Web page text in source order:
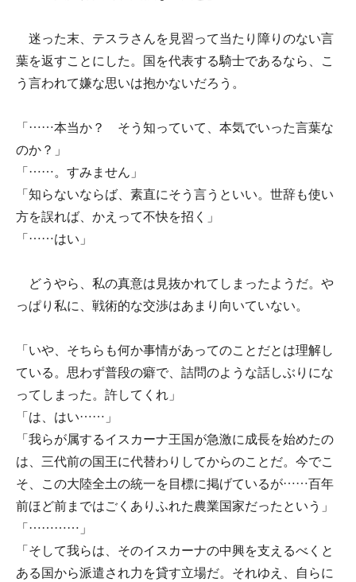
迷った末、テスラさんを見習って当たり障りのない言
葉を返すことにした。国を代表する騎士であるなら、こ
う言われて嫌な思いは抱かないだろう。
「……本当か？ そう知っていて、本気でいった言葉な
のか？」
「……。すみません」
「知らないならば、素直にそう言うといい。世辞も使い
方を誤れば、かえって不快を招く」
「……はい」
どうやら、私の真意は見抜かれてしまったようだ。や
っぱり私に、戦術的な交渉はあまり向いていない。
「いや、そちらも何か事情があってのことだとは理解し
ている。思わず普段の癖で、詰問のような話しぶりにな
ってしまった。許してくれ」
「は、はい……」
「我らが属するイスカーナ王国が急激に成長を始めたの
は、三代前の国王に代替わりしてからのことだ。今でこ
そ、この大陸全土の統一を目標に掲げているが……百年
前ほど前まではごくありふれた農業国家だったという」
「…………」
「そして我らは、そのイスカーナの中興を支えるべくと
ある国から派遣され力を貸す立場だ。それゆえ、自らに